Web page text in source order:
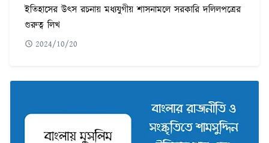
ইতিহাসের উৎস রচনায় মধ্যযুগীয় শাসনামলে সরকারি দলিলপত্রের
গুরুত্ব লিখ
2024/10/20